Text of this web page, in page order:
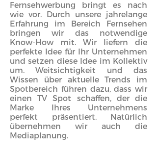
Fernsehwerbung bringt es nach
wie vor. Durch unsere jahrelange
Erfahrung im Bereich Fernsehen
bringen wir das notwendige
Know-How mit. Wir liefern die
perfekte Idee für Ihr Unternehmen
und setzen diese Idee im Kollektiv
um. Weitsichtigkeit und das
Wissen über aktuelle Trends im
Spotbereich führen dazu, dass wir
einen TV Spot schaffen, der die
Marke Ihres Unternehmens
perfekt präsentiert. Natürlich
übernehmen wir auch die
Mediaplanung.